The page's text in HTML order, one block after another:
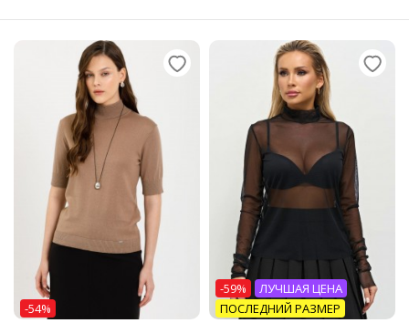
-54%
-59%
ЛУЧШАЯ ЦЕНА
ПОСЛЕДНИЙ РАЗМЕР